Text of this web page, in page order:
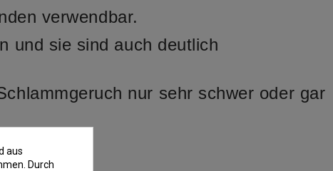
verwendbar.
und sie sind auch deutlich
nur sehr schwer oder gar
aus
Durch